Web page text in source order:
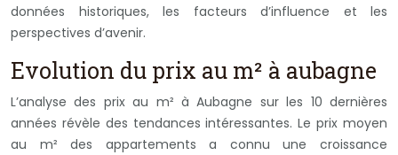
données historiques, les facteurs d’influence et les
perspectives d’avenir.
Evolution du prix au m² à aubagne
L’analyse des prix au m² à Aubagne sur les 10 dernières
années révèle des tendances intéressantes. Le prix moyen
au m² des appartements a connu une croissance